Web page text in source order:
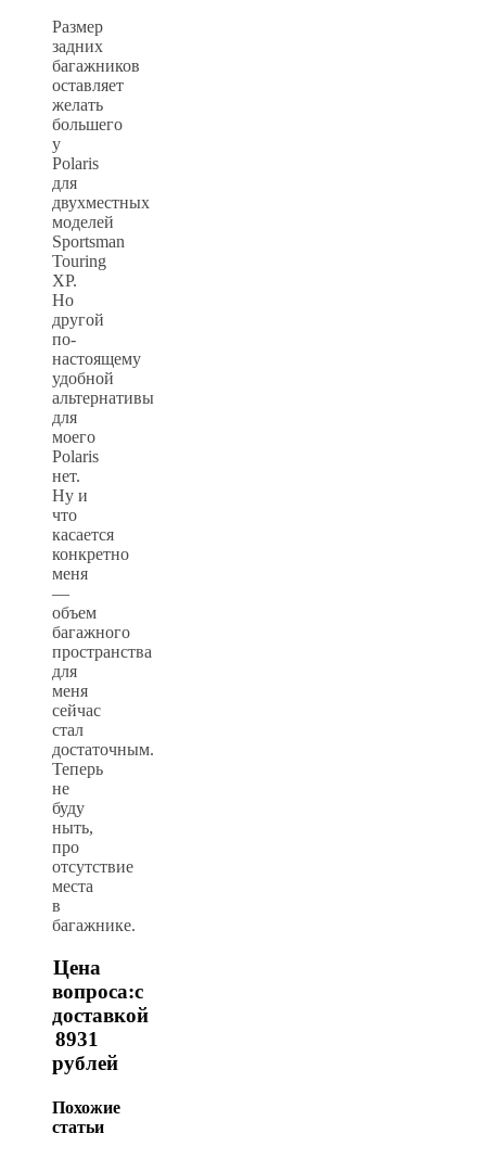
Размер
задних
багажников
оставляет
желать
большего
у
Polaris
для
двухместных
моделей
Sportsman
Touring
XP.
Но
другой
по-
настоящему
удобной
альтернативы
для
моего
Polaris
нет.
Ну и
что
касается
конкретно
меня
—
объем
багажного
пространства
для
меня
сейчас
стал
достаточным.
Теперь
не
буду
ныть,
про
отсутствие
места
в
багажнике.
Цена
вопроса:с
доставкой
8931
рублей
Похожие
статьи